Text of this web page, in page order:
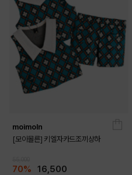
moimoln
[모이몰른] 키엘자카드조끼상하
70% 16,500